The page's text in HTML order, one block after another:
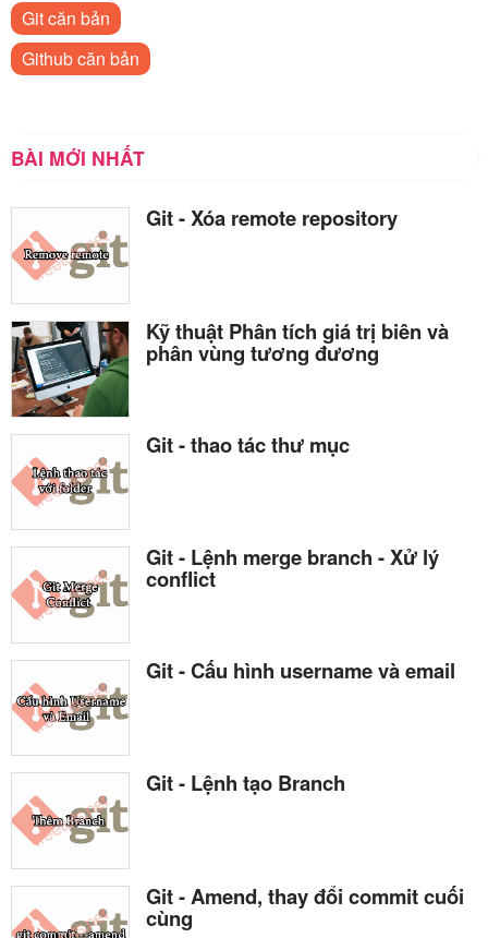
Git căn bản
Github căn bản
BÀI MỚI NHẤT
Git - Xóa remote repository
Kỹ thuật Phân tích giá trị biên và
phân vùng tương đương
Git - thao tác thư mục
Git - Lệnh merge branch - Xử lý
conflict
Git - Cấu hình username và email
Git - Lệnh tạo Branch
Git - Amend, thay đổi commit cuối
cùng